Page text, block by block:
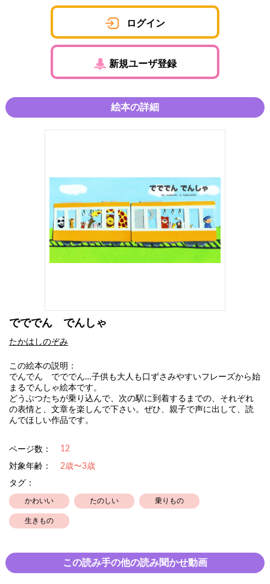
ログイン
新規ユーザ登録
絵本の詳細
でででん でんしゃ
たかはしのぞみ
この絵本の説明：
でんでん でででん…子供も大人も口ずさみやすいフレーズから始
まるでんしゃ絵本です。
どうぶつたちが乗り込んで、次の駅に到着するまでの、それぞれ
の表情と、文章を楽しんで下さい。ぜひ、親子で声に出して、読
んでほしい作品です。
ページ数： 12
対象年齢：
2歳〜3歳
タグ：
かわいい たのしい 乗りもの
生きもの
この読み手の他の読み聞かせ動画